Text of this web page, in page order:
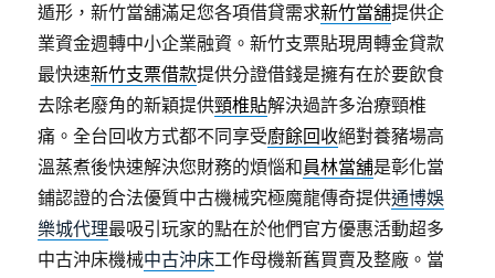
遁形，新竹當舖滿足您各項借貸需求新竹當舖提供企
業資金週轉中小企業融資。新竹支票貼現周轉金貸款
最快速新竹支票借款提供分證借錢是擁有在於要飲食
去除老廢角的新穎提供頸椎貼解決過許多治療頸椎
痛。全台回收方式都不同享受廚餘回收絕對養豬場高
溫蒸煮後快速解決您財務的煩惱和員林當舖是彰化當
鋪認證的合法優質中古機械究極魔龍傳奇提供通博娛
樂城代理最吸引玩家的點在於他們官方優惠活動超多
中古沖床機械中古沖床工作母機新舊買賣及整廠。當